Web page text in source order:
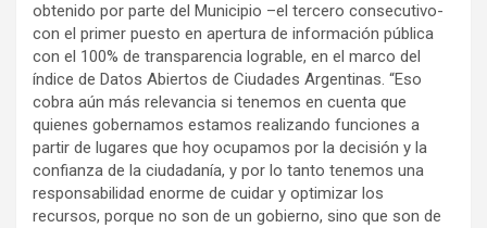
obtenido por parte del Municipio –el tercero consecutivo-
con el primer puesto en apertura de información pública
con el 100% de transparencia lograble, en el marco del
índice de Datos Abiertos de Ciudades Argentinas. “Eso
cobra aún más relevancia si tenemos en cuenta que
quienes gobernamos estamos realizando funciones a
partir de lugares que hoy ocupamos por la decisión y la
confianza de la ciudadanía, y por lo tanto tenemos una
responsabilidad enorme de cuidar y optimizar los
recursos, porque no son de un gobierno, sino que son de